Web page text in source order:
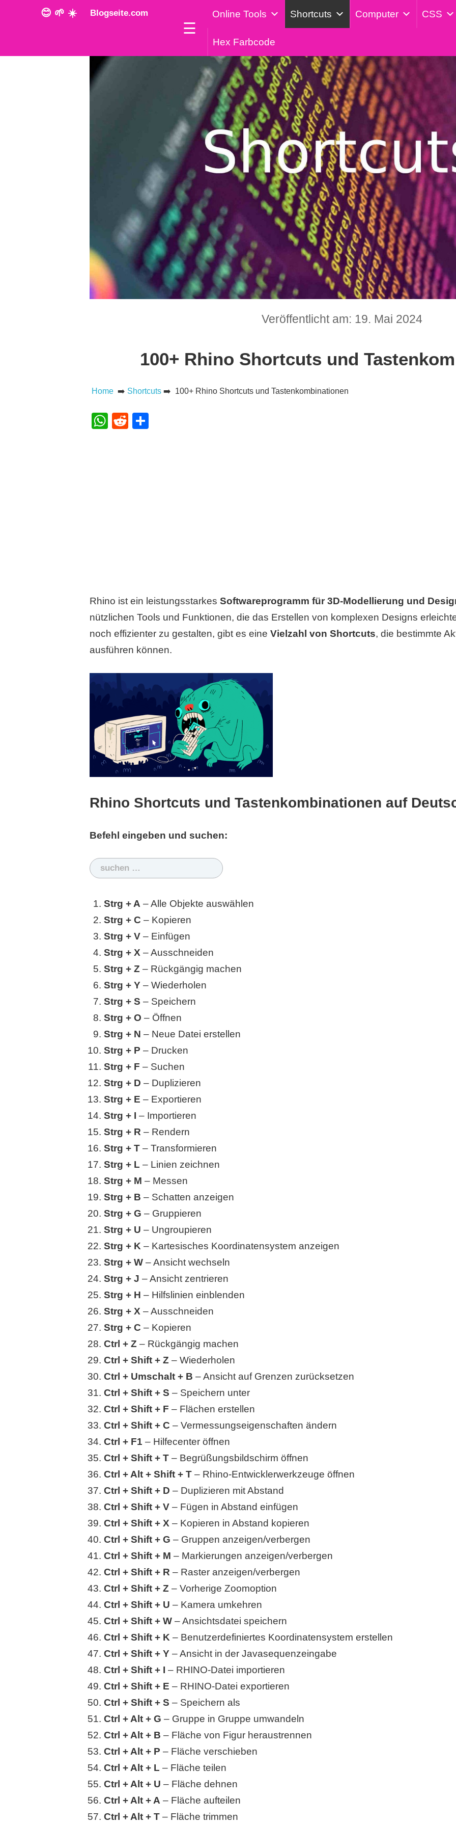
😊 🌱 ☀️ Blogseite.com
☰
Online Tools Shortcuts Computer CSS
Hex Farbcode
Veröffentlicht am: 19. Mai 2024
100+ Rhino Shortcuts und
Home ➡️ Shortcuts➡️ 100+ Rhino Shortcuts und Tastenkombinationen
WhatsApp
Reddit
Rhino ist ein leistungsstarkes Softwareprogramm für 3D-Modellierung und
nützlichen Tools und Funktionen, die das Erstellen von komplexen Designs
noch effizienter zu gestalten, gibt es eine Vielzahl von Shortcuts, die bestimmte
ausführen können.
Rhino Shortcuts und Tastenkombinationen auf
Befehl eingeben und suchen:
Suchen
nach:
Strg + A – Alle Objekte auswählen
Strg + C – Kopieren
Strg + V – Einfügen
Strg + X – Ausschneiden
Strg + Z – Rückgängig machen
Strg + Y – Wiederholen
Strg + S – Speichern
Strg + O – Öffnen
Strg + N – Neue Datei erstellen
Strg + P – Drucken
Strg + F – Suchen
Strg + D – Duplizieren
Strg + E – Exportieren
Strg + I – Importieren
Strg + R – Rendern
Strg + T – Transformieren
Strg + L – Linien zeichnen
Strg + M – Messen
Strg + B – Schatten anzeigen
Strg + G – Gruppieren
Strg + U – Ungroupieren
Strg + K – Kartesisches Koordinatensystem anzeigen
Strg + W – Ansicht wechseln
Strg + J – Ansicht zentrieren
Strg + H – Hilfslinien einblenden
Strg + X – Ausschneiden
Strg + C – Kopieren
Ctrl + Z – Rückgängig machen
Ctrl + Shift + Z – Wiederholen
Ctrl + Umschalt + B – Ansicht auf Grenzen zurücksetzen
Ctrl + Shift + S – Speichern unter
Ctrl + Shift + F – Flächen erstellen
Ctrl + Shift + C – Vermessungseigenschaften ändern
Ctrl + F1 – Hilfecenter öffnen
Ctrl + Shift + T – Begrüßungsbildschirm öffnen
Ctrl + Alt + Shift + T – Rhino-Entwicklerwerkzeuge öffnen
Ctrl + Shift + D – Duplizieren mit Abstand
Ctrl + Shift + V – Fügen in Abstand einfügen
Ctrl + Shift + X – Kopieren in Abstand kopieren
Ctrl + Shift + G – Gruppen anzeigen/verbergen
Ctrl + Shift + M – Markierungen anzeigen/verbergen
Ctrl + Shift + R – Raster anzeigen/verbergen
Ctrl + Shift + Z – Vorherige Zoomoption
Ctrl + Shift + U – Kamera umkehren
Ctrl + Shift + W – Ansichtsdatei speichern
Ctrl + Shift + K – Benutzerdefiniertes Koordinatensystem erstellen
Ctrl + Shift + Y – Ansicht in der Javasequenzeingabe
Ctrl + Shift + I – RHINO-Datei importieren
Ctrl + Shift + E – RHINO-Datei exportieren
Ctrl + Shift + S – Speichern als
Ctrl + Alt + G – Gruppe in Gruppe umwandeln
Ctrl + Alt + B – Fläche von Figur heraustrennen
Ctrl + Alt + P – Fläche verschieben
Ctrl + Alt + L – Fläche teilen
Ctrl + Alt + U – Fläche dehnen
Ctrl + Alt + A – Fläche aufteilen
Ctrl + Alt + T – Fläche trimmen